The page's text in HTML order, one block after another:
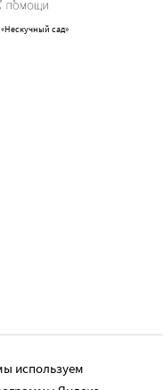
сад»
используем